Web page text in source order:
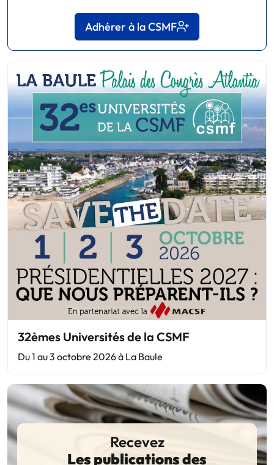
Adhérer à la CSMF
32èmes Universités de la CSMF
Du 1 au 3 octobre 2026 à La Baule
Recevez
Les publications des